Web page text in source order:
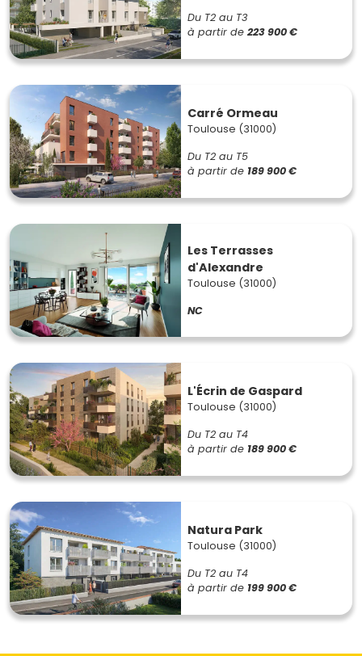
Du T2 au T3
à partir de 223 900 €
Carré Ormeau
Toulouse (31000)
Du T2 au T5
à partir de 189 900 €
Les Terrasses
d'Alexandre
Toulouse (31000)
NC
L'Écrin de Gaspard
Toulouse (31000)
Du T2 au T4
à partir de 189 900 €
Natura Park
Toulouse (31000)
Du T2 au T4
à partir de 199 900 €